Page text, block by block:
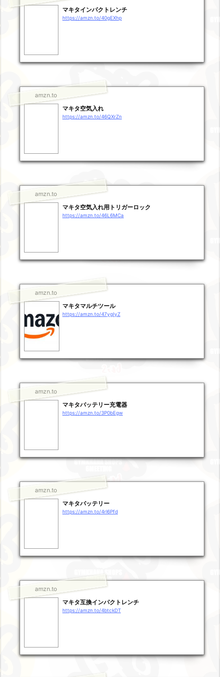
マキタインパクトレンチ
https://amzn.to/40gEXhp
amzn.to
マキタ空気入れ
https://amzn.to/46QXrZn
amzn.to
マキタ空気入れ用トリガーロック
https://amzn.to/46L6MCa
amzn.to
マキタマルチツール
https://amzn.to/47ygIyZ
amzn.to
マキタバッテリー充電器
https://amzn.to/3P0bEgw
amzn.to
マキタバッテリー
https://amzn.to/4rl6Pfd
amzn.to
マキタ互換インパクトレンチ
https://amzn.to/4btckDT